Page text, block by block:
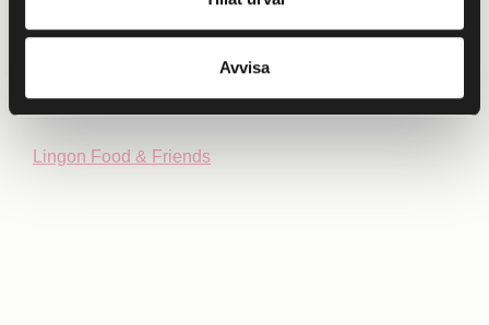
Avvisa
Lingon Food & Friends